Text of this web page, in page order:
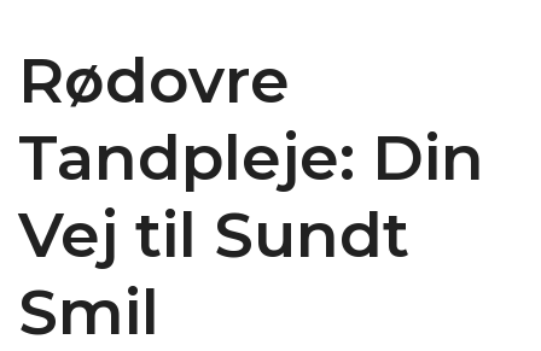
Rødovre
Tandpleje: Din
Vej til Sundt
Smil